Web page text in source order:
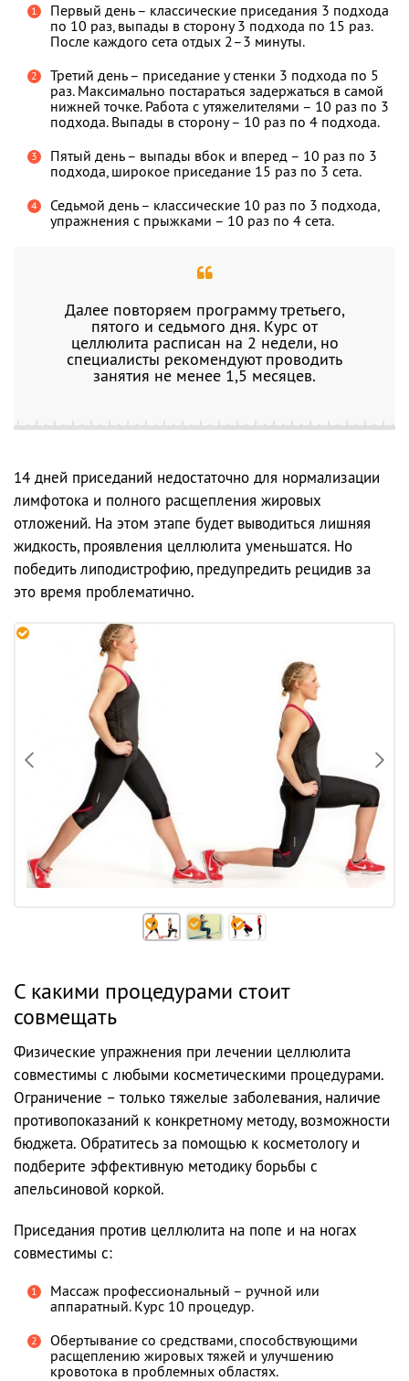
Первый день – классические приседания 3 подхода
по 10 раз, выпады в сторону 3 подхода по 15 раз.
После каждого сета отдых 2–3 минуты.
Третий день – приседание у стенки 3 подхода по 5
раз. Максимально постараться задержаться в самой
нижней точке. Работа с утяжелителями – 10 раз по 3
подхода. Выпады в сторону – 10 раз по 4 подхода.
Пятый день – выпады вбок и вперед – 10 раз по 3
подхода, широкое приседание 15 раз по 3 сета.
Седьмой день – классические 10 раз по 3 подхода,
упражнения с прыжками – 10 раз по 4 сета.
Далее повторяем программу третьего,
пятого и седьмого дня. Курс от
целлюлита расписан на 2 недели, но
специалисты рекомендуют проводить
занятия не менее 1,5 месяцев.
14 дней приседаний недостаточно для нормализации
лимфотока и полного расщепления жировых
отложений. На этом этапе будет выводиться лишняя
жидкость, проявления целлюлита уменьшатся. Но
победить липодистрофию, предупредить рецидив за
это время проблематично.
С какими процедурами стоит
совмещать
Физические упражнения при лечении целлюлита
совместимы с любыми косметическими процедурами.
Ограничение – только тяжелые заболевания, наличие
противопоказаний к конкретному методу, возможности
бюджета. Обратитесь за помощью к косметологу и
подберите эффективную методику борьбы с
апельсиновой коркой.
Приседания против целлюлита на попе и на ногах
совместимы с:
Массаж профессиональный – ручной или
аппаратный. Курс 10 процедур.
Обертывание со средствами, способствующими
расщеплению жировых тяжей и улучшению
кровотока в проблемных областях.